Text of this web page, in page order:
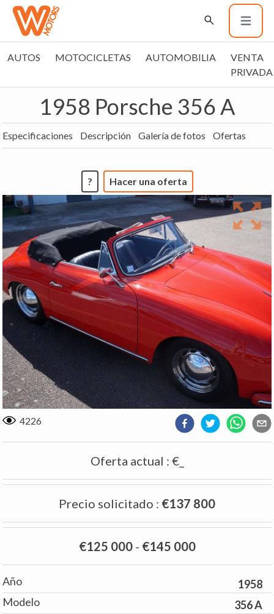
AUTOS MOTOCICLETAS AUTOMOBILIA
VENTA
PRIVADA
1958 Porsche 356 A
Especificaciones Descripción Galería de fotos Ofertas
? Hacer una oferta
4226
Oferta actual : €_
Precio solicitado : €137 800
€125 000- €145 000
Año
1958
Modelo
356 A